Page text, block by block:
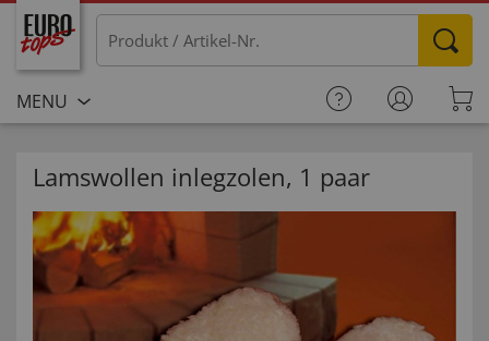
MENU
Lamswollen inlegzolen, 1 paar